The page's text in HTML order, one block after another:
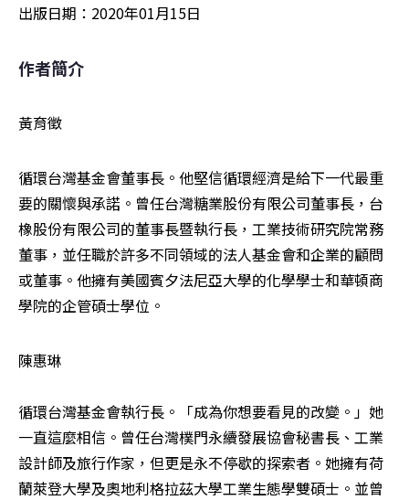
出版日期：2020年01月15日
作者簡介
黃育徵
循環台灣基金會董事長。他堅信循環經濟是給下一代最重
要的關懷與承諾。曾任台灣糖業股份有限公司董事長，台
橡股份有限公司的董事長暨執行長，工業技術研究院常務
董事，並任職於許多不同領域的法人基金會和企業的顧問
或董事。他擁有美國賓夕法尼亞大學的化學學士和華頓商
學院的企管碩士學位。
陳惠琳
循環台灣基金會執行長。「成為你想要看見的改變。」她
一直這麼相信。曾任台灣樸門永續發展協會秘書長、工業
設計師及旅行作家，但更是永不停歇的探索者。她擁有荷
蘭萊登大學及奧地利格拉茲大學工業生態學雙碩士。並曾